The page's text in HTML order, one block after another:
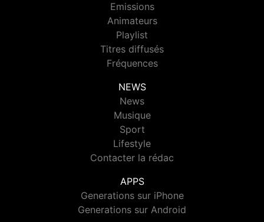
Emissions
Animateurs
Playlist
Titres diffusés
Fréquences
NEWS
News
Musique
Sport
Lifestyle
Contacter la rédac
APPS
Generations sur iPhone
Generations sur Android